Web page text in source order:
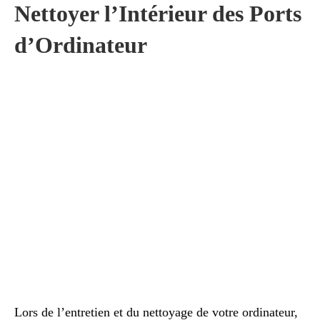
Nettoyer l’Intérieur des Ports
d’Ordinateur
Lors de l’entretien et du nettoyage de votre ordinateur,